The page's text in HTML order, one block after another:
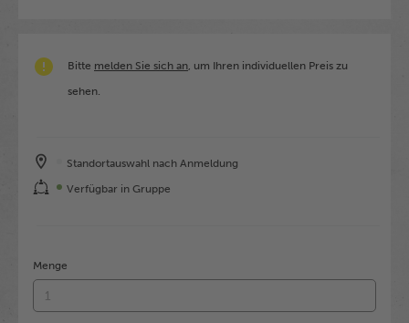
Bitte melden Sie sich an, um Ihren individuellen Preis zu
sehen.
Standortauswahl nach Anmeldung
Verfügbar in Gruppe
Menge